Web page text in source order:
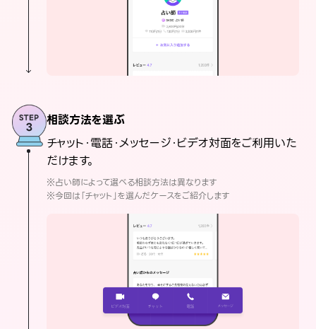
相談方法を選ぶ
チャット・電話・メッセージ・ビデオ対面をご利用いた
だけます。
※占い師によって選べる相談方法は異なります
※今回は「チャット」を選んだケースをご紹介します